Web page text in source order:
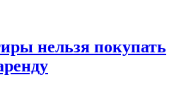
нельзя покупать